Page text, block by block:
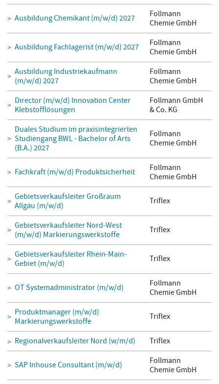
Ausbildung Chemikant (m/w/d) 2027
Follmann
Chemie GmbH
Ausbildung Fachlagerist (m/w/d) 2027
Follmann
Chemie GmbH
Ausbildung Industriekaufmann
(m/w/d) 2027
Follmann
Chemie GmbH
Director (m/w/d) Innovation Center
Klebstofflösungen
Follmann GmbH
& Co. KG
Duales Studium im praxisintegrierten
Studiengang BWL - Bachelor of Arts
(B.A.) 2027
Follmann
Chemie GmbH
Fachkraft (m/w/d) Produktsicherheit
Follmann
Chemie GmbH
Gebietsverkaufsleiter Großraum
Allgäu (m/w/d)
Triflex
Gebietsverkaufsleiter Nord-West
(m/w/d) Markierungswerkstoffe
Triflex
Gebietsverkaufsleiter Rhein-Main-
Gebiet (m/w/d)
Triflex
OT Systemadministrator (m/w/d)
Follmann
Chemie GmbH
Produktmanager (m/w/d)
Markierungswerkstoffe
Triflex
Regionalverkaufsleiter Nord (w/m/d) Triflex
SAP Inhouse Consultant (m/w/d)
Follmann
Chemie GmbH